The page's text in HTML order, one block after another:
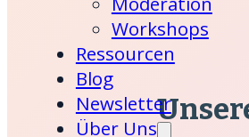
Workshops
Ressourcen
Blog
Newsletter
Über Uns